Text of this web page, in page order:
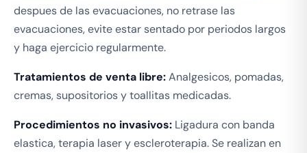
despues de las evacuaciones, no retrase las
evacuaciones, evite estar sentado por periodos largos
y haga ejercicio regularmente.
Tratamientos de venta libre:Analgesicos, pomadas,
cremas, supositorios y toallitas medicadas.
Procedimientos no invasivos: Ligadura con banda
elastica, terapia laser y escleroterapia. Se realizan en